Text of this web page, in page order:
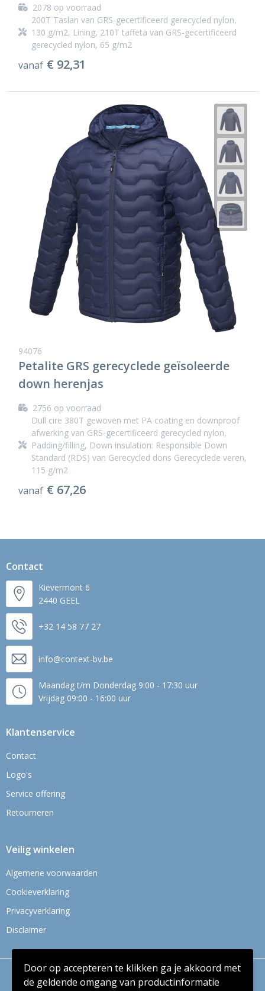
2078 op voorraad
200T Taslan van GRS-gecertificeerd gerecycled nylon,
130 g/m2, Lining, 210T taffeta van GRS-gecertificeerd
gerecycled nylon, 65 g/m2
vanaf € 92,31
94076
Petalite GRS gerecyclede geïsoleerde
down herenjas
2756 op voorraad
Dull cire 380T gewoven met PA coating en downproof
afwerking van GRS-gecertificeerd gerecycled nylon,
Padding/filling, Down insulation: Responsible Down
Standard (RDS) van Gerecycled dons Gerecyclede veren,
115 g/m2
vanaf € 67,26
Contact
Kievermont 6
2440 GEEL
+32 14 58 77 27
info@context-bv.be
Maandag t/m Donderdag 9:00 - 17:30 uur
Vrijdag 09:00 - 16:00 uur
Klantenservice
Contact
Logo's
Service offering
Retourneren
Veilig winkelen
Algemene voorwaarden
Cookieverklaring
Privacyverklaring
Disclaimer
© Copyright Context BV 2024
Door op accepteren te klikken ga je akkoord met
de geldende omgang van productinformatie